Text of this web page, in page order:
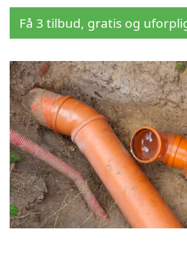
Få 3 tilbud, gratis og